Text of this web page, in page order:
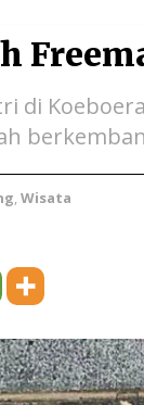
di
Wisata